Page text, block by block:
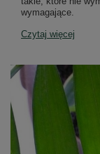
wymagające.
Czytaj więcej